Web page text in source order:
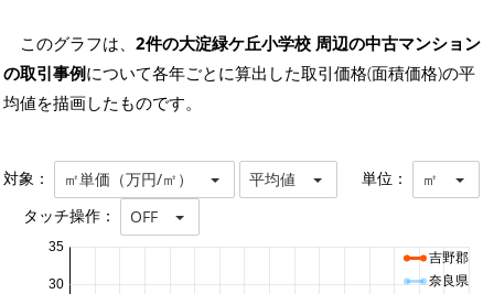
このグラフは、 2件の大淀緑ケ丘小学校 周辺の中古マンション
の取引事例について各年ごとに算出した取引価格(面積価格)の平
均値を描画したものです。
対象： ㎡単価（万円/㎡） 平均値 単位： ㎡
タッチ操作： OFF
30
35
吉野郡
奈良県